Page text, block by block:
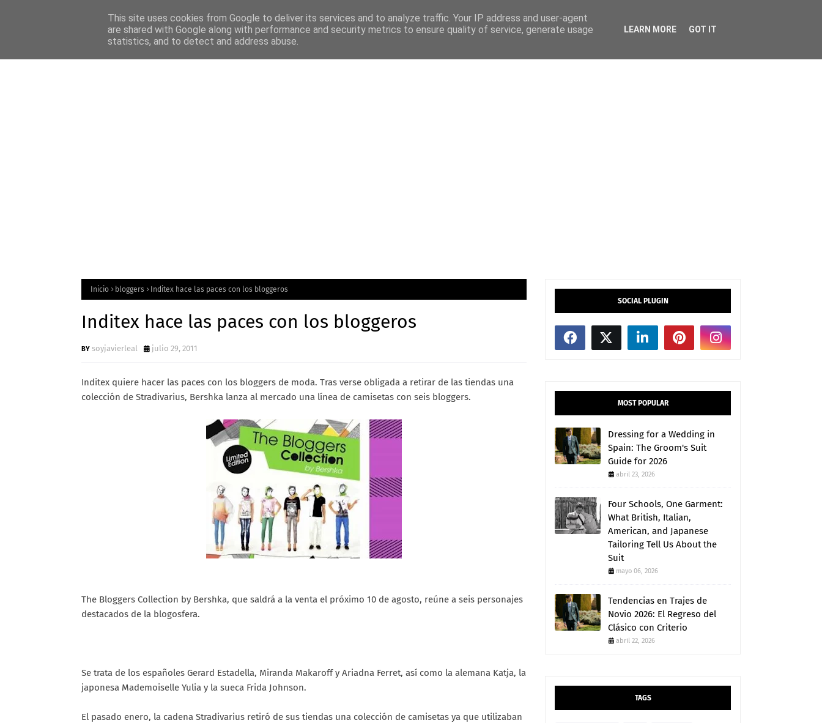
Home Features Menciones Mega Menu
Inicio bloggers Inditex hace las paces con los bloggeros
Inditex hace las paces con los bloggeros
soyjavierleal julio 29, 2011
Inditex quiere hacer las paces con los bloggers de moda. Tras verse obligada a retirar de las tiendas una
colección de Stradivarius, Bershka lanza al mercado una línea de camisetas con seis bloggers.
The Bloggers Collection by Bershka, que saldrá a la venta el próximo 10 de agosto, reúne a seis personajes
destacados de la blogosfera.
Se trata de los españoles Gerard Estadella, Miranda Makaroff y Ariadna Ferret, así como la alemana Katja, la
japonesa Mademoiselle Yulia y la sueca Frida Johnson.
El pasado enero, la cadena Stradivarius retiró de sus tiendas una colección de camisetas ya que utilizaban
SOCIAL PLUGIN
MOST POPULAR
Dressing for a Wedding in
Spain: The Groom's Suit
Guide for 2026
abril 23, 2026
Four Schools, One Garment:
What British, Italian,
American, and Japanese
Tailoring Tell Us About the
Suit
mayo 06, 2026
Tendencias en Trajes de
Novio 2026: El Regreso del
Clásico con Criterio
abril 22, 2026
TAGS
This site uses cookies from Google to deliver its services and to analyze traffic. Your IP address and user-agent
are shared with Google along with performance and security metrics to ensure quality of service, generate usage
statistics, and to detect and address abuse.
LEARN MORE GOT IT